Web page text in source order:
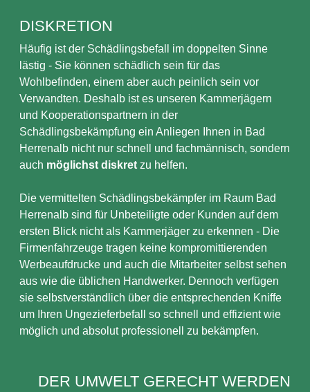
DISKRETION
Häufig ist der Schädlingsbefall im doppelten Sinne
lästig - Sie können schädlich sein für das
Wohlbefinden, einem aber auch peinlich sein vor
Verwandten. Deshalb ist es unseren Kammerjägern
und Kooperationspartnern in der
Schädlingsbekämpfung ein Anliegen Ihnen in Bad
Herrenalb nicht nur schnell und fachmännisch, sondern
auch möglichst diskret zu helfen.
Die vermittelten Schädlingsbekämpfer im Raum Bad
Herrenalb sind für Unbeteiligte oder Kunden auf dem
ersten Blick nicht als Kammerjäger zu erkennen - Die
Firmenfahrzeuge tragen keine kompromittierenden
Werbeaufdrucke und auch die Mitarbeiter selbst sehen
aus wie die üblichen Handwerker. Dennoch verfügen
sie selbstverständlich über die entsprechenden Kniffe
um Ihren Ungezieferbefall so schnell und effizient wie
möglich und absolut professionell zu bekämpfen.
DER UMWELT GERECHT WERDEN